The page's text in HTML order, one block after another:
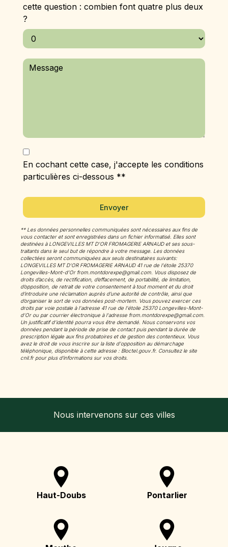
cette question : combien font quatre plus deux
?
En cochant cette case, j'accepte les conditions
particulières ci-dessous **
Envoyer
** Les données personnelles communiquées sont nécessaires aux fins de
vous contacter et sont enregistrées dans un fichier informatisé. Elles sont
destinées à LONGEVILLES MT D'OR FROMAGERIE ARNAUD et ses sous-
traitants dans le seul but de répondre à votre message. Les données
collectées seront communiquées aux seuls destinataires suivants:
LONGEVILLES MT D'OR FROMAGERIE ARNAUD 41 rue de l'étoile 25370
Longevilles-Mont-d'Or from.montdorexpe@gmail.com. Vous disposez de
droits d’accès, de rectification, d’effacement, de portabilité, de limitation,
d’opposition, de retrait de votre consentement à tout moment et du droit
d’introduire une réclamation auprès d’une autorité de contrôle, ainsi que
d’organiser le sort de vos données post-mortem. Vous pouvez exercer ces
droits par voie postale à l'adresse 41 rue de l'étoile 25370 Longevilles-Mont-
d'Or ou par courrier électronique à l'adresse from.montdorexpe@gmail.com.
Un justificatif d'identité pourra vous être demandé. Nous conservons vos
données pendant la période de prise de contact puis pendant la durée de
prescription légale aux fins probatoires et de gestion des contentieux. Vous
avez le droit de vous inscrire sur la liste d'opposition au démarchage
téléphonique, disponible à cette adresse : Bloctel.gouv.fr. Consultez le site
cnil.fr pour plus d’informations sur vos droits.
Nous intervenons sur ces villes
Haut-Doubs Pontarlier